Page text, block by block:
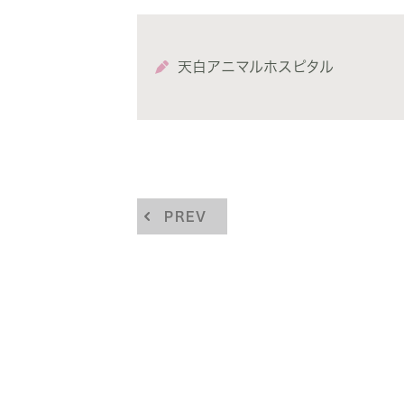
天白アニマルホスピタル
PREV